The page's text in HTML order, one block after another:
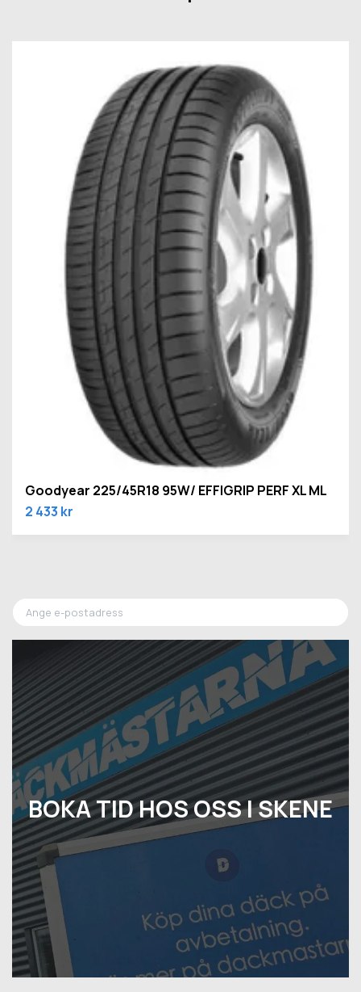
BOKA TID HOS OSS I SKENE
Goodyear 225/45R18 95W/ EFFIGRIP PERF XL ML
2 433 kr